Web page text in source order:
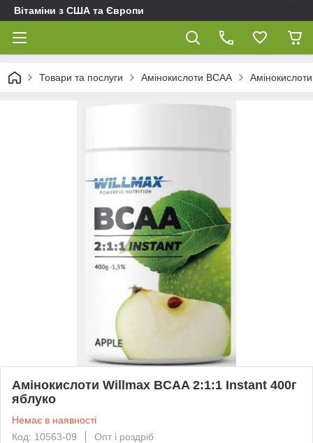
Вітаміни з США та Європи
Товари та послуги Амінокислоти BCAA
Амінокислоти Willmax BCAA 2:1:1 Instant 400г
яблуко
Немає в наявності
Код: 10563-09
Опт і роздріб